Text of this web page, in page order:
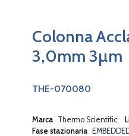
Colonna
3,0mm 3µm
THE-070080
Marca Thermo Scientific
Fase stazionaria